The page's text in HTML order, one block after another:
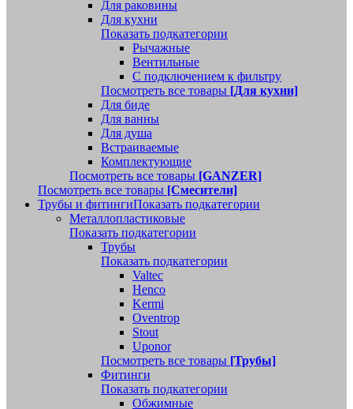
Для раковины
Для кухни
Показать подкатегории
Рычажные
Вентильные
С подключением к фильтру
Посмотреть все товары [Для кухни]
Для биде
Для ванны
Для душа
Встраиваемые
Комплектующие
Посмотреть все товары [GANZER]
Посмотреть все товары [Смесители]
Трубы и фитингиПоказать подкатегории
Металлопластиковые
Показать подкатегории
Трубы
Показать подкатегории
Valtec
Henco
Kermi
Oventrop
Stout
Uponor
Посмотреть все товары [Трубы]
Фитинги
Показать подкатегории
Обжимные